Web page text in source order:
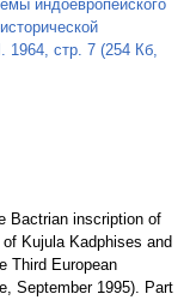
индоевропейского
1964, стр. 7 (254 Кб,
Bactrian inscription of
Kujula Kadphises and
Third European
September 1995). Part